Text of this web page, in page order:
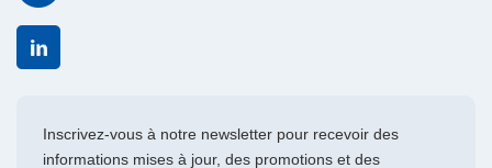
Inscrivez-vous à notre newsletter pour recevoir des
informations mises à jour, des promotions et des